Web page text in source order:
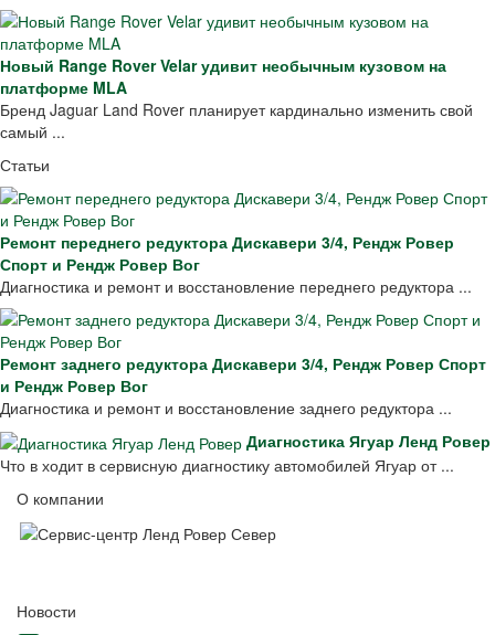
Новый Range Rover Velar удивит необычным кузовом на
платформе MLA
Бренд Jaguar Land Rover планирует кардинально изменить свой
самый ...
Статьи
Ремонт переднего редуктора Дискавери 3/4, Рендж Ровер
Спорт и Рендж Ровер Вог
Диагностика и ремонт и восстановление переднего редуктора ...
Ремонт заднего редуктора Дискавери 3/4, Рендж Ровер Спорт
и Рендж Ровер Вог
Диагностика и ремонт и восстановление заднего редуктора ...
Диагностика Ягуар Ленд Ровер
Что в ходит в сервисную диагностику автомобилей Ягуар от ...
О компании
Новости